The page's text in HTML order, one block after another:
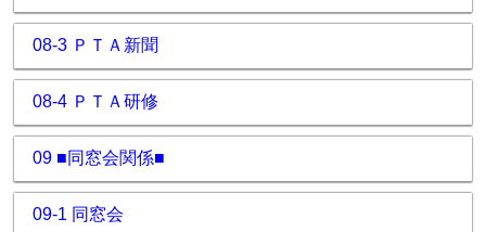
08-3 ＰＴＡ新聞
08-4 ＰＴＡ研修
09 ■同窓会関係■
09-1 同窓会